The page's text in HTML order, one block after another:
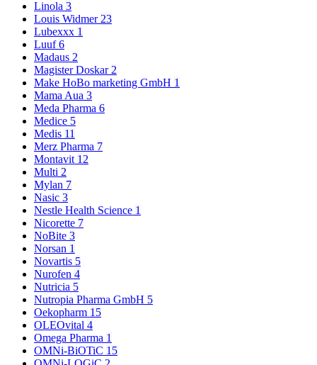
Linola 3
Louis Widmer 23
Lubexxx 1
Luuf6
Madaus 2
Magister Doskar 2
Make HoBo marketing GmbH 1
Mama Aua 3
Meda Pharma 6
Medice 5
Medis 11
Merz Pharma 7
Montavit 12
Multi 2
Mylan 7
Nasic 3
Nestle Health Science 1
Nicorette 7
NoBite 3
Norsan 1
Novartis 5
Nurofen 4
Nutricia 5
Nutropia Pharma GmbH 5
Oekopharm 15
OLEOvital 4
Omega Pharma 1
OMNi-BiOTiC 15